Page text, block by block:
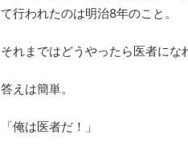
て行われたのは明治8年のこと。
それまではどうやったら医者にな
答えは簡単。
「俺は医者だ！」